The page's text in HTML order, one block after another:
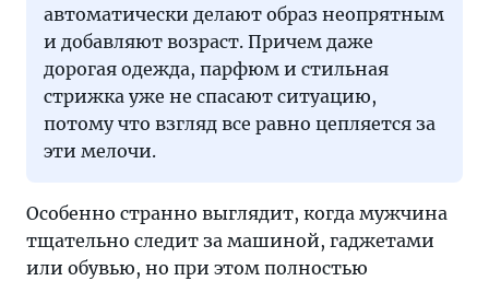
автоматически делают образ неопрятным
и добавляют возраст. Причем даже
дорогая одежда, парфюм и стильная
стрижка уже не спасают ситуацию,
потому что взгляд все равно цепляется за
эти мелочи.
Особенно странно выглядит, когда мужчина
тщательно следит за машиной, гаджетами
или обувью, но при этом полностью